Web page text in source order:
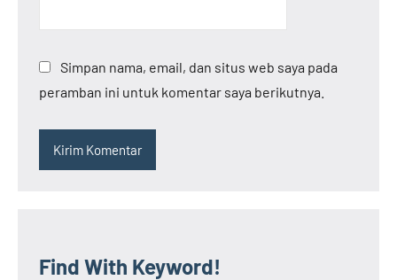
Simpan nama, email, dan situs web saya pada
peramban ini untuk komentar saya berikutnya.
Find With Keyword!